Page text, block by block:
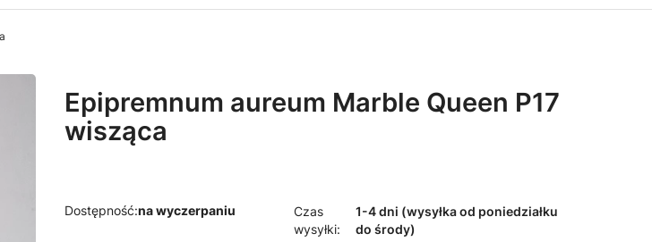
Epipremnum aureum Marble Queen P17
wisząca
Dostępność:na wyczerpaniu
Czas
wysyłki:
1-4 dni (wysyłka od poniedziałku
do środy)